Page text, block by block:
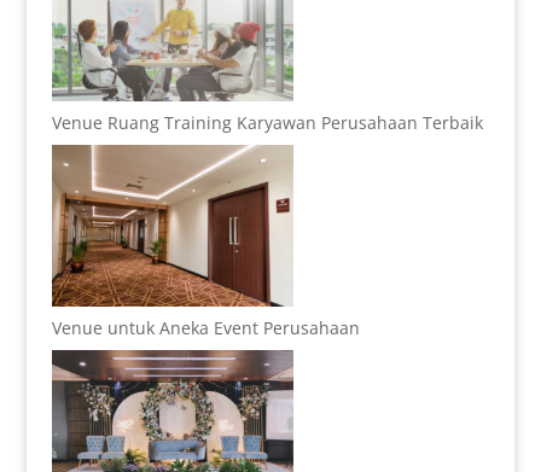
Venue Ruang Training Karyawan Perusahaan Terbaik
Venue untuk Aneka Event Perusahaan